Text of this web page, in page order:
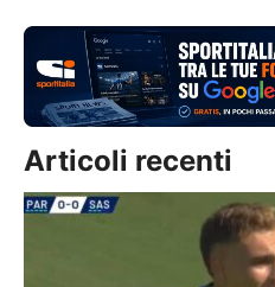
Articoli recenti